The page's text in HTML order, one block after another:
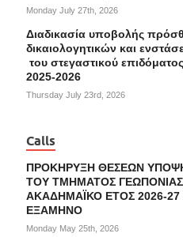
Monday July 27th, 2026
Διαδικασία υποβολής
δικαιολογητικών και
του στεγαστικού
2025-2026
Thursday July 23rd, 2026
Calls
ΠΡΟΚΗΡΥΞΗ ΘΕΣΕΩΝ
ΤΟΥ ΤΜΗΜΑΤΟΣ ΓΕΩΠΟΝΙΑΣ
ΑΚΑΔΗΜΑΪΚΟ ΕΤΟΣ 2026-27
ΕΞΑΜΗΝΟ
Monday May 25th, 2026